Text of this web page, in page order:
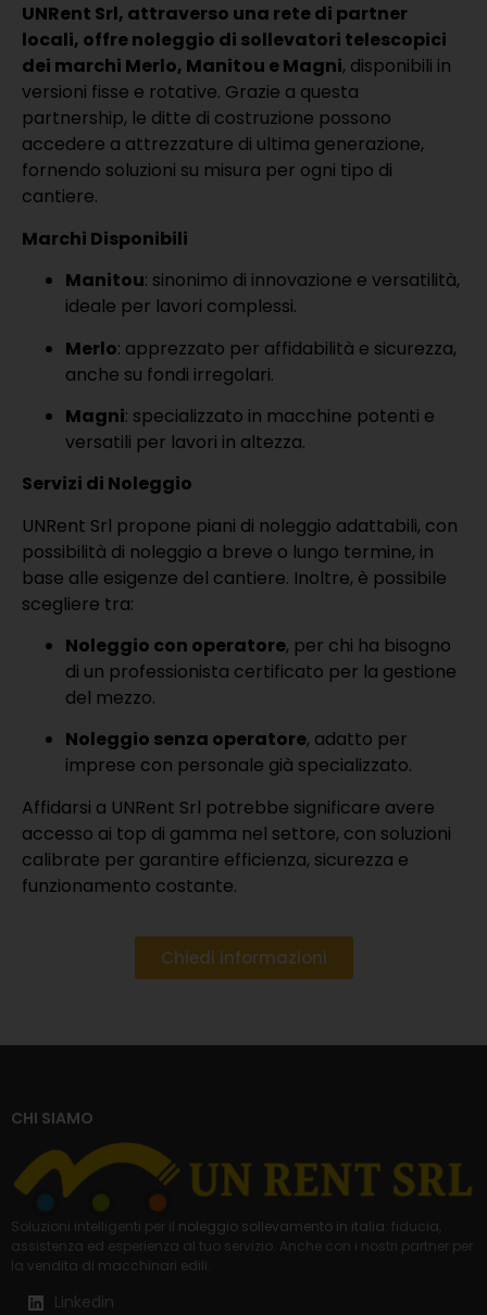
UNRent Srl, attraverso una rete di partner
locali, offre noleggio di sollevatori telescopici
dei marchi Merlo, Manitou e Magni, disponibili in
versioni fisse e rotative. Grazie a questa
partnership, le ditte di costruzione possono
accedere a attrezzature di ultima generazione,
fornendo soluzioni su misura per ogni tipo di
cantiere.
Marchi Disponibili
Manitou: sinonimo di innovazione e versatilità,
ideale per lavori complessi.
Merlo: apprezzato per affidabilità e sicurezza,
anche su fondi irregolari.
Magni: specializzato in macchine potenti e
versatili per lavori in altezza.
Servizi di Noleggio
UNRent Srl propone piani di noleggio adattabili, con
possibilità di noleggio a breve o lungo termine, in
base alle esigenze del cantiere. Inoltre, è possibile
scegliere tra:
Noleggio con operatore, per chi ha bisogno
di un professionista certificato per la gestione
del mezzo.
Noleggio senza operatore, adatto per
imprese con personale già specializzato.
Affidarsi a UNRent Srl potrebbe significare avere
accesso ai top di gamma nel settore, con soluzioni
calibrate per garantire efficienza, sicurezza e
funzionamento costante.
Chiedi informazioni
CHI SIAMO
Soluzioni intelligenti per il noleggio sollevamento in italia : fiducia,
assistenza ed esperienza al tuo servizio. Anche con i nostri partner per
la vendita di macchinari edili
Linkedin